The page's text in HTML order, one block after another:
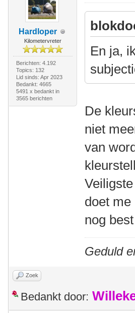
Hardloper
Kilometervreter
Berichten: 4.192
Topics: 132
Lid sinds: Apr 2023
Bedankt: 4665
5491 x bedankt in
3565 berichten
En ja,
De
niet
van
doet
nog
Geduld
Zoek
Bedankt door: